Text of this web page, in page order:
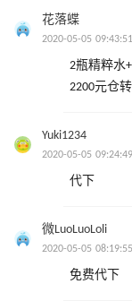
花落蝶
2020-05-05 09:43:51
2瓶精粹水
2200元仓
Yuki1234
2020-05-05 09:24:49
代下
微LuoLuoLoli
2020-05-05 08:19:55
免费代下